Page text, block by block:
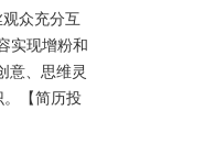
众充分互
实现增粉和
意、思维灵
。【简历投